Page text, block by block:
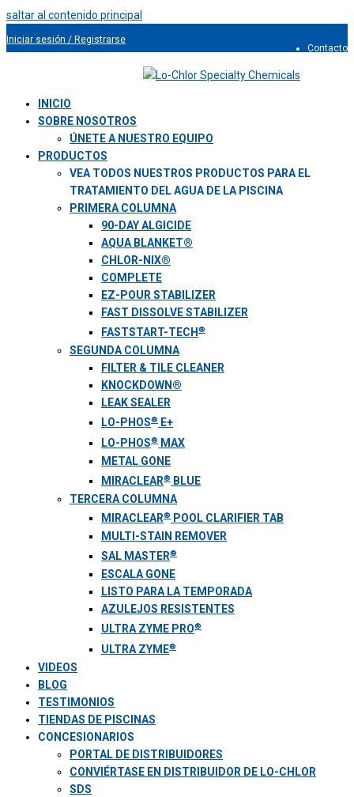
saltar al contenido principal
Contacto
Iniciar sesión / Registrarse
INICIO
SOBRE NOSOTROS
ÚNETE A NUESTRO EQUIPO
PRODUCTOS
VEA TODOS NUESTROS PRODUCTOS PARA EL
TRATAMIENTO DEL AGUA DE LA PISCINA
PRIMERA COLUMNA
90-DAY ALGICIDE
AQUA BLANKET®
CHLOR-NIX®
COMPLETE
EZ-POUR STABILIZER
FAST DISSOLVE STABILIZER
FASTSTART-TECH ®
SEGUNDA COLUMNA
FILTER & TILE CLEANER
KNOCKDOWN®
LEAK SEALER
LO-PHOS®
E+
LO-PHOS®
MAX
METAL GONE
MIRACLEAR® BLUE
TERCERA COLUMNA
MIRACLEAR®
POOL CLARIFIER TAB
MULTI-STAIN REMOVER
SAL MASTER®
ESCALA GONE
LISTO PARA LA TEMPORADA
AZULEJOS RESISTENTES
ULTRA ZYME PRO®
ULTRA ZYME®
VIDEOS
BLOG
TESTIMONIOS
TIENDAS DE PISCINAS
CONCESIONARIOS
PORTAL DE DISTRIBUIDORES
CONVIÉRTASE EN DISTRIBUIDOR DE LO-CHLOR
SDS